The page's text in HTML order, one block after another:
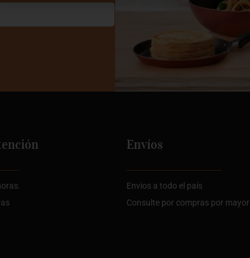
Envíos
Envios a todo el país
Consulte por compras por mayor